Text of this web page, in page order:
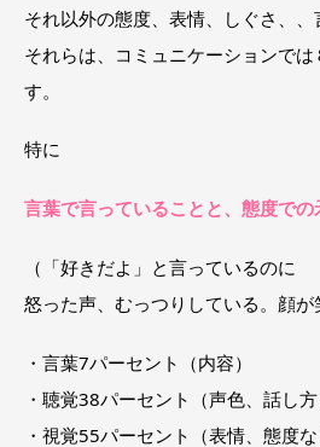
それ以外の態度、表情、しぐさ、、
それらは、コミュニケーションで
す。
特に
言葉で言っていることと、態度で
（「好きだよ」と言っているのに
怒った声、むっつりしている。顔が
・言葉7パーセント（内容）
・聴覚38パーセント（声色、話し方
・視覚55パーセント（表情、態度な